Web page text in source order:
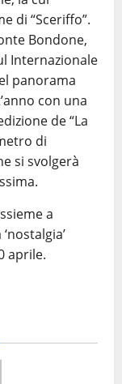
di “Sceriffo”.
Bondone,
Internazionale
panorama
con una
de “La
di
si svolgerà
a
aprile.